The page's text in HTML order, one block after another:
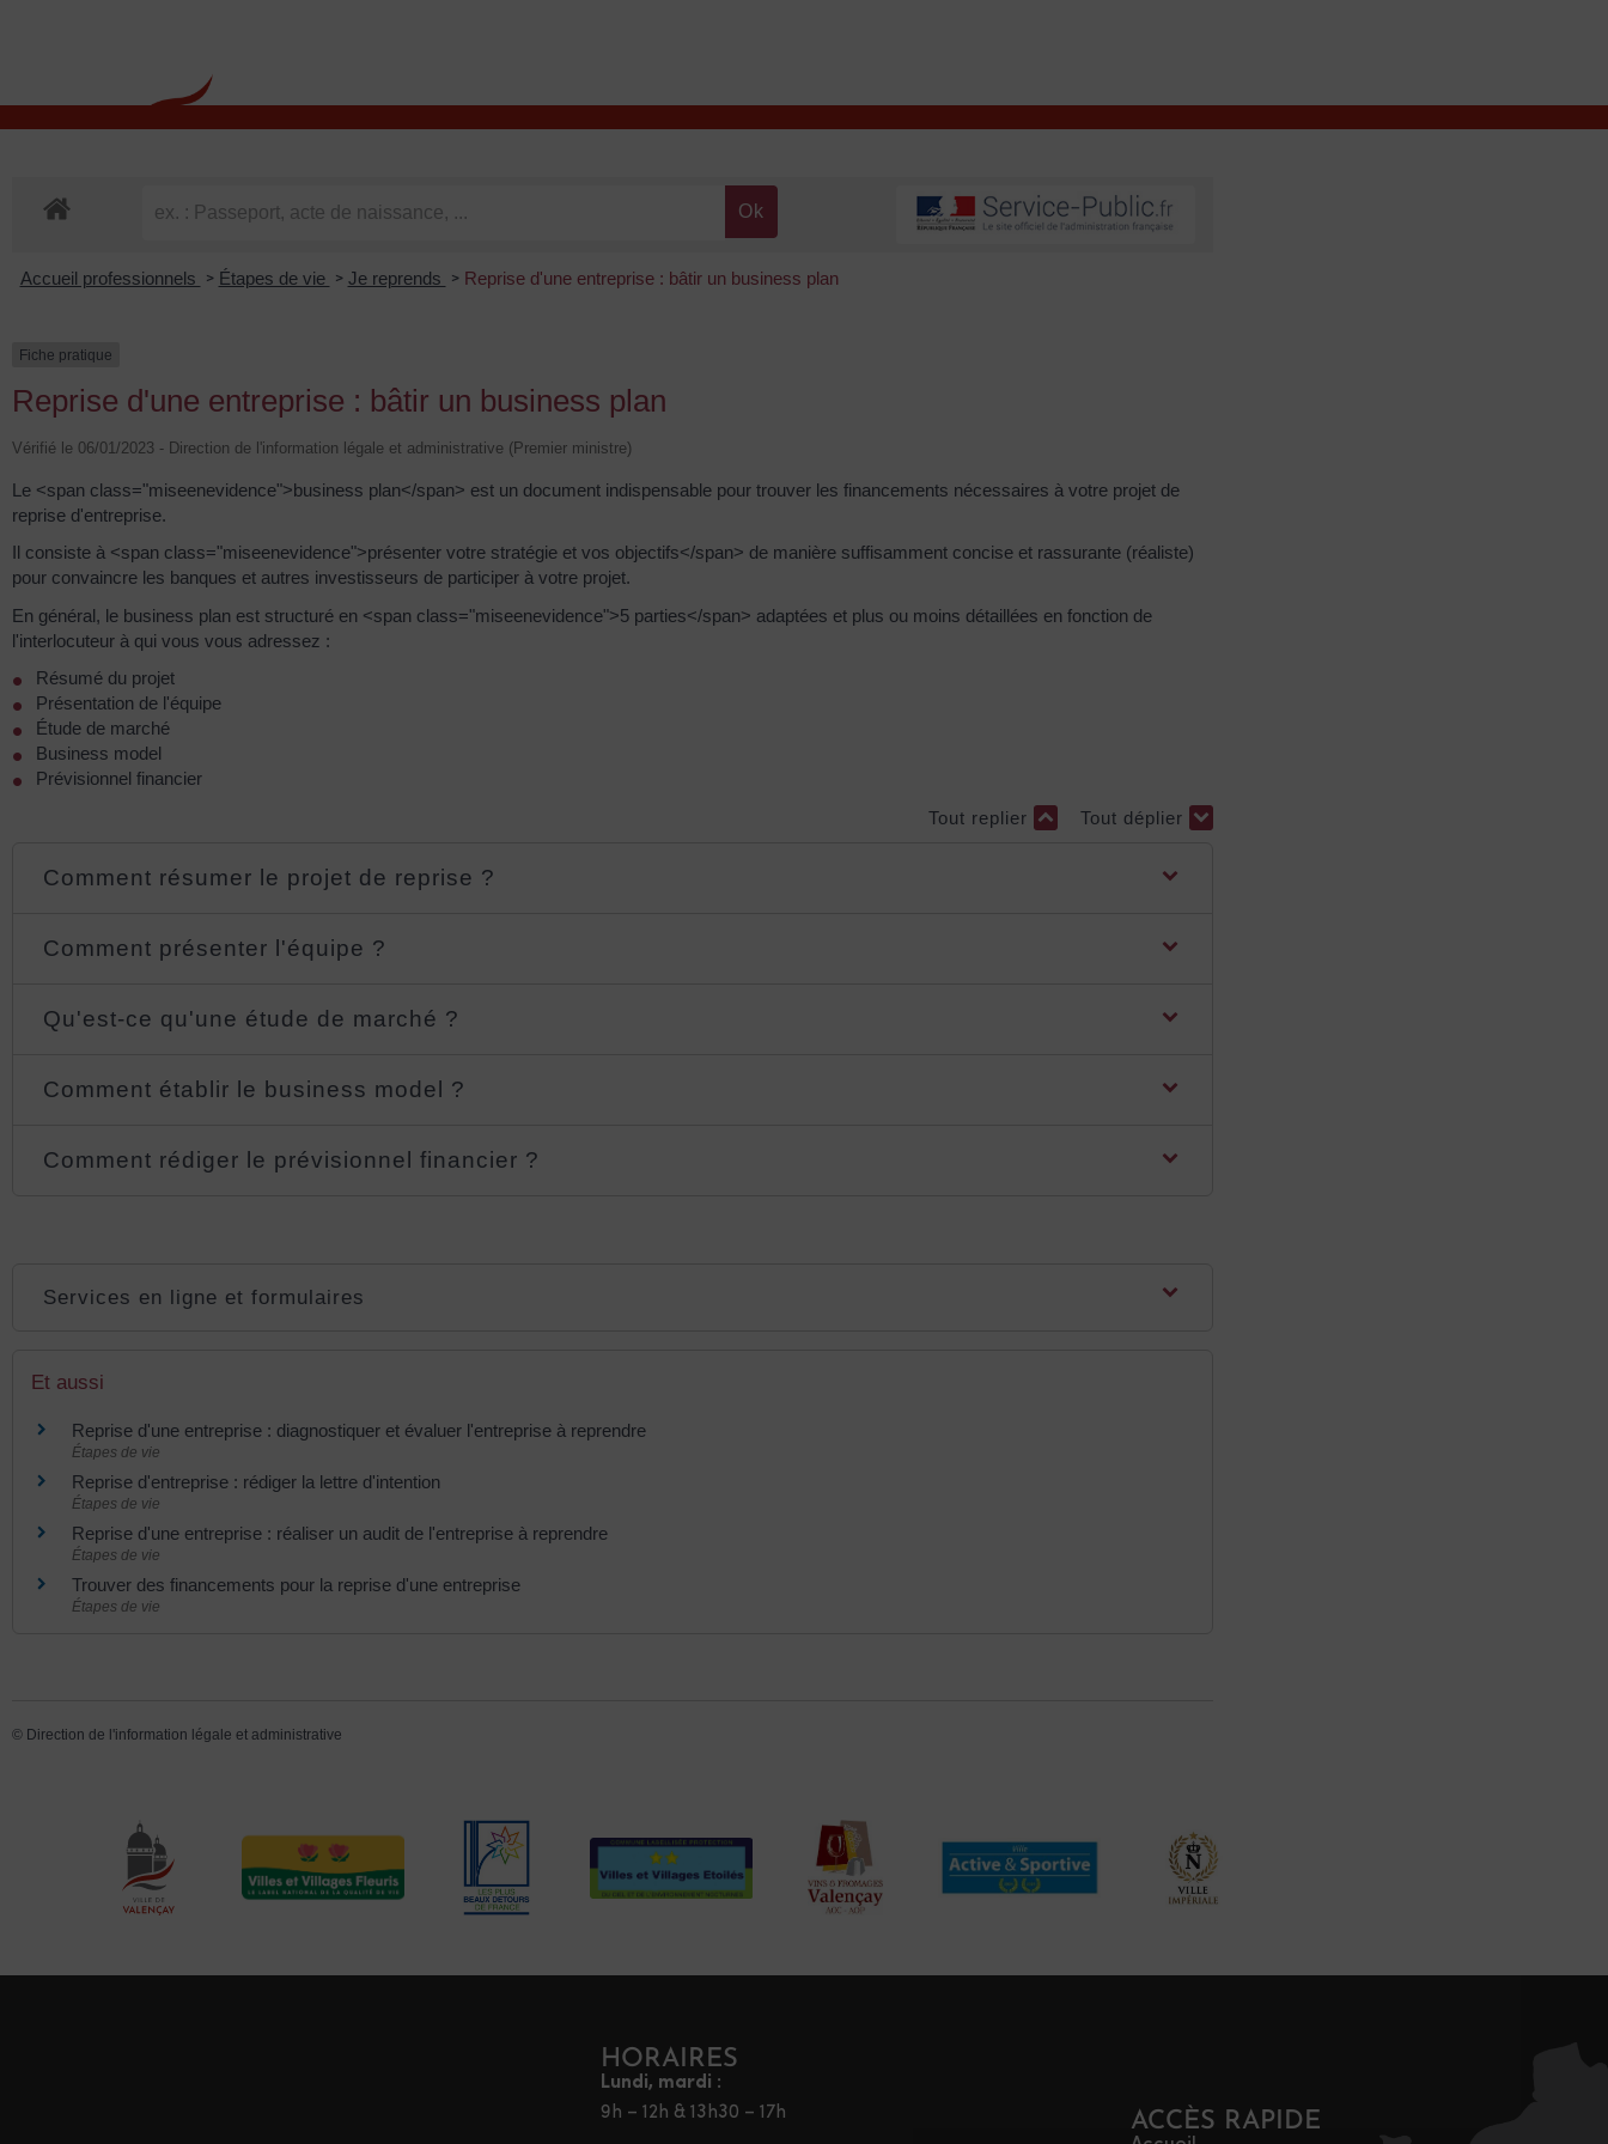
Accueil professionnels > Étapes de vie > Je reprends > Reprise d'une entreprise : bâtir un business plan
Fiche pratique
Reprise d'une entreprise : bâtir un business plan
Vérifié le 06/01/2023 - Direction de l'information légale et administrative (Premier ministre)
Le <span class="miseenevidence">business plan</span> est un document indispensable pour trouver les financements nécessaires à votre projet de
reprise d'entreprise.
Il consiste à <span class="miseenevidence">présenter votre stratégie et vos objectifs</span> de manière suffisamment concise et rassurante (réaliste)
pour convaincre les banques et autres investisseurs de participer à votre projet.
En général, le business plan est structuré en <span class="miseenevidence">5 parties</span> adaptées et plus ou moins détaillées en fonction de
l'interlocuteur à qui vous vous adressez :
Résumé du projet
Présentation de l'équipe
Étude de marché
Business model
Prévisionnel financier
Tout replier
Tout déplier
Comment résumer le projet de reprise ?
Comment présenter l'équipe ?
Qu'est-ce qu'une étude de marché ?
Comment établir le business model ?
Comment rédiger le prévisionnel financier ?
Services en ligne et formulaires
Et aussi
Reprise d'une entreprise : diagnostiquer et évaluer l'entreprise à reprendre
Étapes de vie
Reprise d'entreprise : rédiger la lettre d'intention
Étapes de vie
Reprise d'une entreprise : réaliser un audit de l'entreprise à reprendre
Étapes de vie
Trouver des financements pour la reprise d'une entreprise
Étapes de vie
© Direction de l'information légale et administrative
HORAIRES
Lundi, mardi :
9h – 12h & 13h30 – 17h
ACCÈS RAPIDE